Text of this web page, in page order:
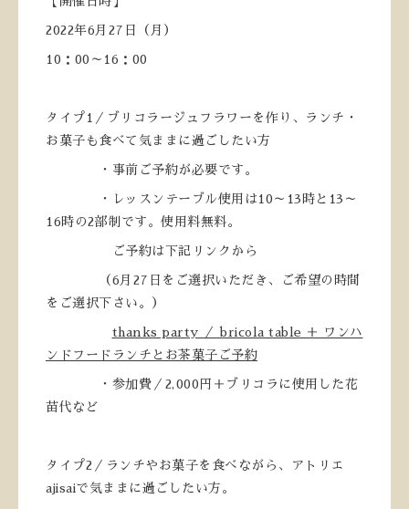
2022年6月27日（月）
10：00～16：00
タイプ1／ブリコラージュフラワーを作り、ランチ・
お菓子も食べて気ままに過ごしたい方
・事前ご予約が必要です。
・レッスンテーブル使用は10～13時と13～
16時の2部制です。使用料無料。
ご予約は下記リンクから
（6月27日をご選択いただき、ご希望の時間
をご選択下さい。）
thanks party ／ bricola table ＋ ワンハ
ンドフードランチとお茶菓子ご予約
・参加費／2,000円＋ブリコラに使用した花
苗代など
タイプ2／ランチやお菓子を食べながら、アトリエ
ajisaiで気ままに過ごしたい方。